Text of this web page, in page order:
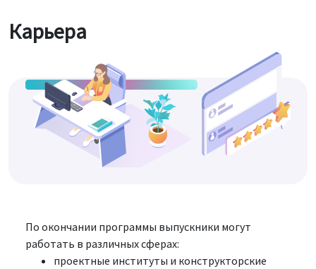
Карьера
По окончании программы выпускники могут
работать в различных сферах:
проектные институты и конструкторские